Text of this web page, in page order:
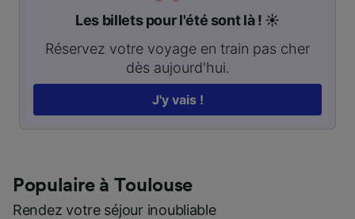
Les billets pour l'été sont là ! ☀️
Réservez votre voyage en train pas cher
dès aujourd'hui.
J'y vais !
Populaire à Toulouse
Rendez votre séjour inoubliable